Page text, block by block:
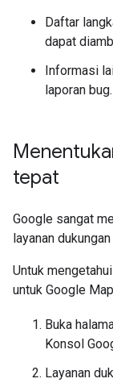
Daftar
dapat
Informasi
laporan bug.
tepat
Google sangat
layanan
Untuk
untuk Google
Buka
Konsol
Layanan